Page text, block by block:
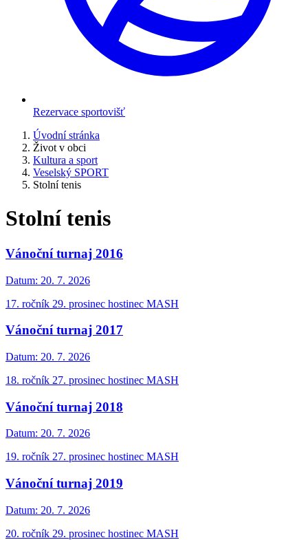
Rezervace sportovišť
Úvodní stránka
Život v obci
Kultura a sport
Veselský SPORT
Stolní tenis
Stolní tenis
Vánoční turnaj 2016
Datum: 20. 7. 2026
17. ročník 29. prosinec hostinec MASH
Vánoční turnaj 2017
Datum: 20. 7. 2026
18. ročník 27. prosinec hostinec MASH
Vánoční turnaj 2018
Datum: 20. 7. 2026
19. ročník 27. prosinec hostinec MASH
Vánoční turnaj 2019
Datum: 20. 7. 2026
20. ročník 29. prosinec hostinec MASH